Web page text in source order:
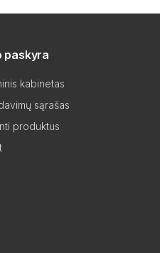
paskyra
kabinetas
sąrašas
produktus